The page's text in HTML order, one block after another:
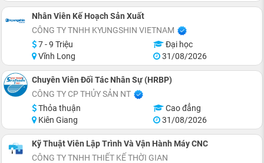
Nhân Viên Kế Hoạch Sản Xuất
CÔNG TY TNHH KYUNGSHIN VIETNAM
7 - 9 Triệu
Đại học
Vĩnh Long
31/08/2026
Chuyên Viên Đối Tác Nhân Sự (HRBP)
CÔNG TY CP THỦY SẢN NT
Thỏa thuận
Cao đẳng
Kiên Giang
31/08/2026
Kỹ Thuật Viên Lập Trình Và Vận Hành Máy CNC
CÔNG TY TNHH THIẾT KẾ THỜI GIAN